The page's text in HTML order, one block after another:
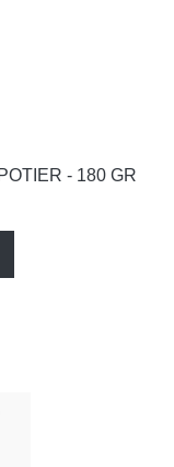
- 180 GR